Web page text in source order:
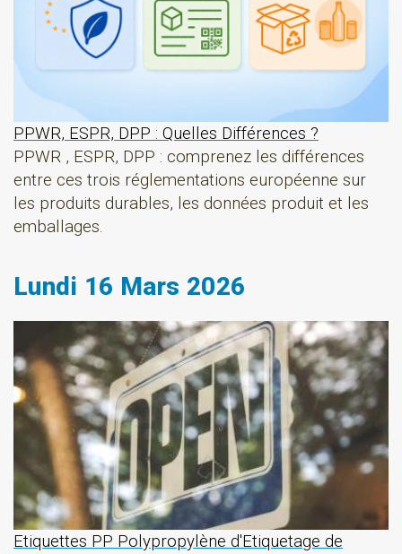
PPWR, ESPR, DPP : Quelles Différences ?
PPWR , ESPR, DPP : comprenez les différences
entre ces trois réglementations européenne sur
les produits durables, les données produit et les
emballages.
Lundi 16 Mars 2026
Etiquettes PP Polypropylène d'Etiquetage de